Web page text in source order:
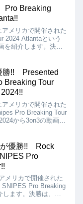
Pro Breaking
アメリカで開催された
2024 Atlantaという
を紹介します。決勝
勝!! Presented
Breaking Tour
アメリカで開催された
Pro Breaking Tour
から3on3の動画を
なりました!!
が優勝!! Rock
Pro
メリカで開催された
SNIPES Pro Breaking
ます。決勝は、